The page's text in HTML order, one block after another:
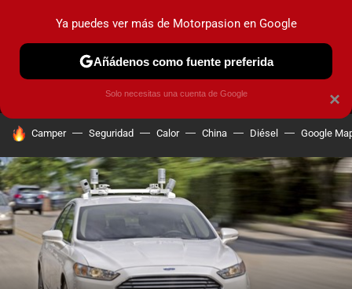
MENÚ NUEVO
COCHES ELÉCTRICOS OBSERVATORIO
HOY SE HABLA DE
Camper Seguridad Calor China Diésel Google
×
Ya puedes ver más de Motorpasion en Google
Añádenos como fuente preferida
Solo necesitas una cuenta de Google